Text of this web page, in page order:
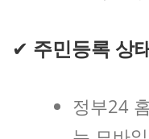
✔ 주민등록 상
정부24